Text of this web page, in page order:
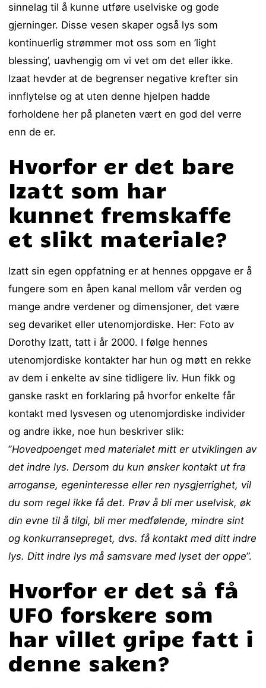
sinnelag til å kunne utføre uselviske og gode
gjerninger. Disse vesen skaper også lys som
kontinuerlig strømmer mot oss som en ’light
blessing’, uavhengig om vi vet om det eller ikke.
Izaat hevder at de begrenser negative krefter sin
innflytelse og at uten denne hjelpen hadde
forholdene her på planeten vært en god del verre
enn de er.
Hvorfor er det bare
Izatt som har
kunnet fremskaffe
et slikt materiale?
Izatt sin egen oppfatning er at hennes oppgave er å
fungere som en åpen kanal mellom vår verden og
mange andre verdener og dimensjoner, det være
seg devariket eller utenomjordiske. Her: Foto av
Dorothy Izatt, tatt i år 2000. I følge hennes
utenomjordiske kontakter har hun og møtt en rekke
av dem i enkelte av sine tidligere liv. Hun fikk og
ganske raskt en forklaring på hvorfor enkelte får
kontakt med lysvesen og utenomjordiske individer
og andre ikke, noe hun beskriver slik:
”Hovedpoenget med materialet mitt er utviklingen av
det indre lys. Dersom du kun ønsker kontakt ut fra
arroganse, egeninteresse eller ren nysgjerrighet, vil
du som regel ikke få det. Prøv å bli mer uselvisk, øk
din evne til å tilgi, bli mer medfølende, mindre sint
og konkurransepreget, dvs. få kontakt med ditt indre
lys. Ditt indre lys må samsvare med lyset der oppe”.
Hvorfor er det så få
UFO forskere som
har villet gripe fatt i
denne saken?